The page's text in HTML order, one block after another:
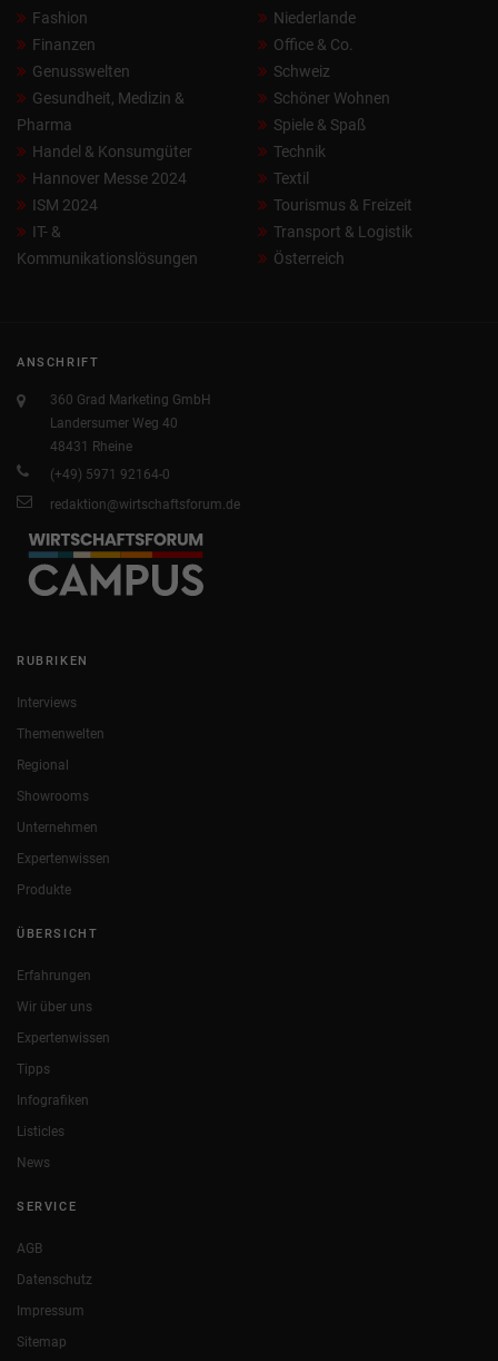
Fashion
Finanzen
Genusswelten
Gesundheit, Medizin &
Pharma
Handel & Konsumgüter
Hannover Messe 2024
ISM 2024
IT- &
Kommunikationslösungen
Niederlande
Office & Co.
Schweiz
Schöner Wohnen
Spiele & Spaß
Technik
Textil
Tourismus & Freizeit
Transport & Logistik
Österreich
ANSCHRIFT
360 Grad Marketing GmbH
Landersumer Weg 40
48431 Rheine
(+49) 5971 92164-0
redaktion@wirtschaftsforum.de
RUBRIKEN
Interviews
Themenwelten
Regional
Showrooms
Unternehmen
Expertenwissen
Produkte
ÜBERSICHT
Erfahrungen
Wir über uns
Expertenwissen
Tipps
Infografiken
Listicles
News
SERVICE
AGB
Datenschutz
Impressum
Sitemap